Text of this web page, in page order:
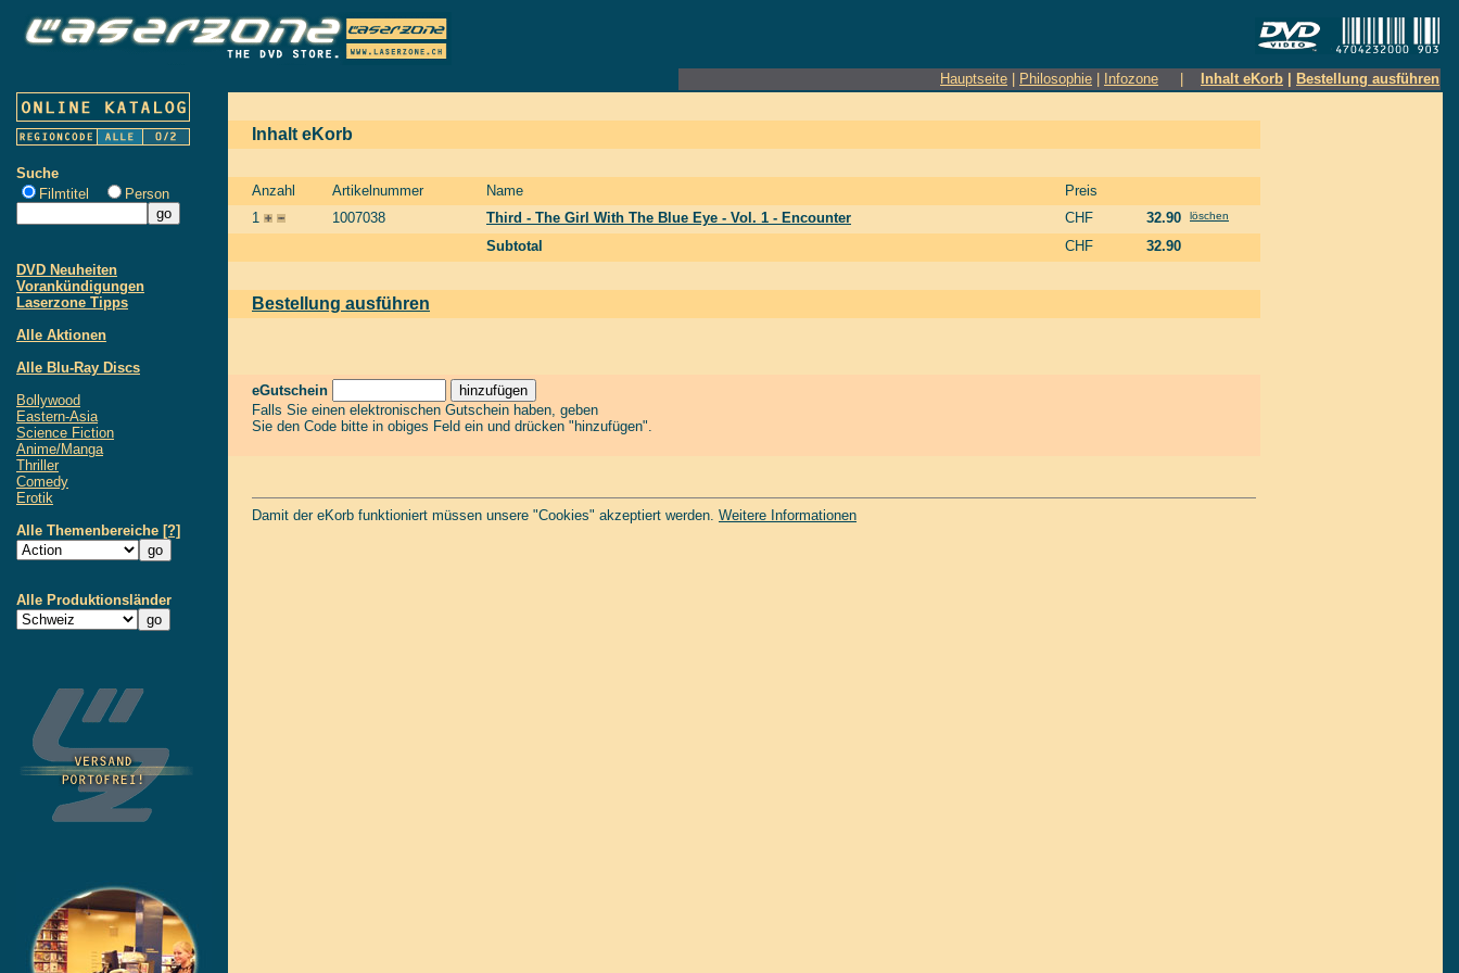
Hauptseite Philosophie Infozone Inhalt eKorb Bestellung ausführen
Suche
Filmtitel
Person
DVD Neuheiten
Vorankündigungen
Laserzone Tipps
Alle Aktionen
Alle Blu-Ray Discs
Bollywood
Eastern-Asia
Science Fiction
Anime/Manga
Thriller
Comedy
Erotik
Alle Themenbereiche [?]
Alle Produktionsländer
Inhalt eKorb
Anzahl Artikelnummer Name
Preis
1
1007038 Third - The Girl With The Blue Eye - Vol. 1 - Encounter CHF 32.90 löschen
Subtotal CHF 32.90
Bestellung ausführen
eGutschein
Falls Sie einen elektronischen Gutschein haben, geben
Sie den Code bitte in obiges Feld ein und drücken "hinzufügen".
Damit der eKorb funktioniert müssen unsere "Cookies" akzeptiert werden. Weitere Informationen